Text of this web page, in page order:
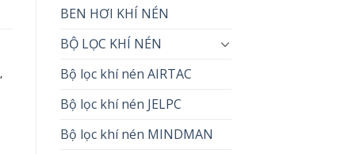
,
BEN HƠI KHÍ NÉN
BỘ LỌC KHÍ NÉN
Bộ lọc khí nén AIRTAC
Bộ lọc khí nén JELPC
Bộ lọc khí nén MINDMAN